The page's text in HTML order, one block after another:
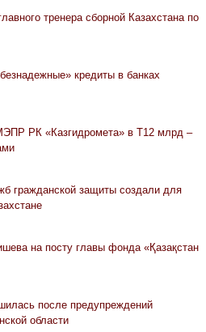
тренера сборной Казахстана по
кредиты в банках
РК «Казгидромета» в Т12 млрд –
гражданской защиты создали для
на посту главы фонда «Қазақстан
после предупреждений
области